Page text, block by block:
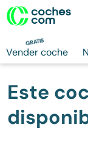
GRATIS
Vender coche
Este